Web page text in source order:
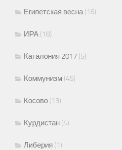
Египетская весна(16)
ИРА (18)
Каталония 2017 (5)
Коммунизм (45)
Косово (13)
Курдистан (4)
Либерия (1)